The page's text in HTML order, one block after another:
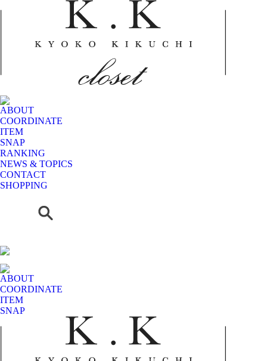
ABOUT
COORDINATE
ITEM
SNAP
RANKING
NEWS & TOPICS
CONTACT
SHOPPING
ABOUT
COORDINATE
ITEM
SNAP